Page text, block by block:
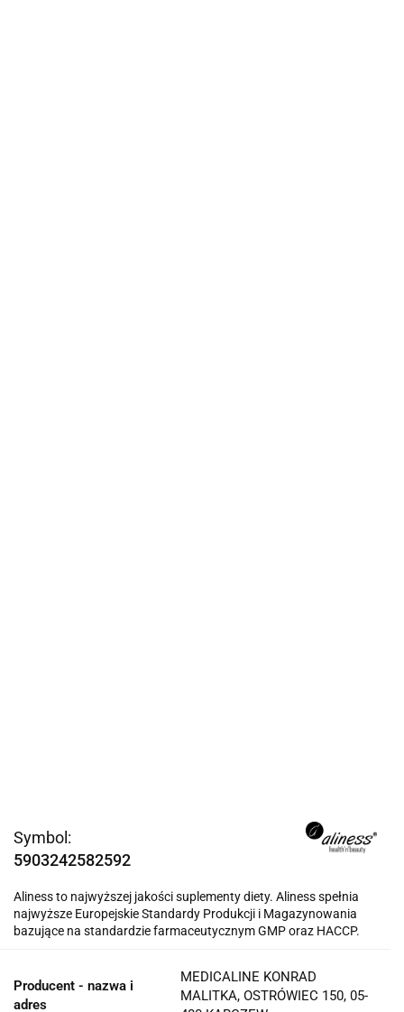
Symbol:
5903242582592
Aliness to najwyższej jakości suplementy diety. Aliness spełnia
najwyższe Europejskie Standardy Produkcji i Magazynowania
bazujące na standardzie farmaceutycznym GMP oraz HACCP.
Producent - nazwa i
adres
MEDICALINE KONRAD
MALITKA, OSTRÓWIEC 150, 05-